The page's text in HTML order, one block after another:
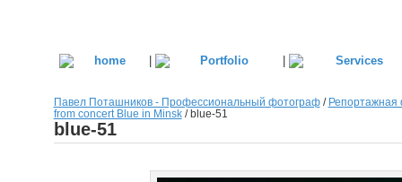
| |
Павел Поташников - Профессиональный фотограф/ Репортажная
from concert Blue in Minsk/blue-51
blue-51